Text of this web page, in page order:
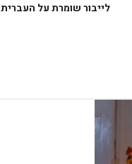
לייבור שומרת על העברית